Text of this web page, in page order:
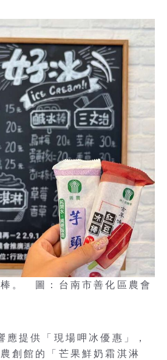
。 圖：台南市善化區農會
應提供「現場呷冰優惠」，
創館的「芒果鮮奶霜淇淋